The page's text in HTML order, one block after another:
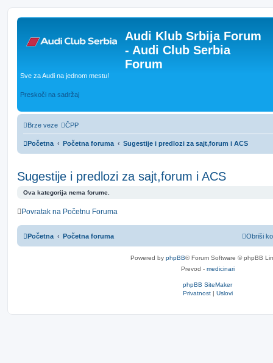
Audi Klub Srbija Forum
- Audi Club Serbia
Forum
Sve za Audi na jednom mestu!
Preskoči na sadržaj
Brze veze ČPP
Početna Početna foruma Sugestije i predlozi za sajt,forum i ACS
Sugestije i predlozi za sajt,forum i ACS
Ova kategorija nema forume.
Povratak na Početnu Foruma
Početna Početna foruma Obriši
Powered by phpBB® Forum Software © phpBB
Prevod - medicinari
phpBB SiteMaker
Privatnost | Uslovi